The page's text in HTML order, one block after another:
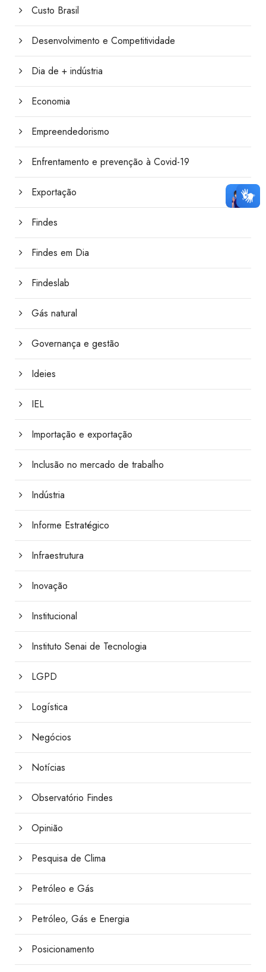
Custo Brasil
Desenvolvimento e Competitividade
Dia de + indústria
Economia
Empreendedorismo
Enfrentamento e prevenção à Covid-19
Exportação
Findes
Findes em Dia
Findeslab
Gás natural
Governança e gestão
Ideies
IEL
Importação e exportação
Inclusão no mercado de trabalho
Indústria
Informe Estratégico
Infraestrutura
Inovação
Institucional
Instituto Senai de Tecnologia
LGPD
Logística
Negócios
Notícias
Observatório Findes
Opinião
Pesquisa de Clima
Petróleo e Gás
Petróleo, Gás e Energia
Posicionamento